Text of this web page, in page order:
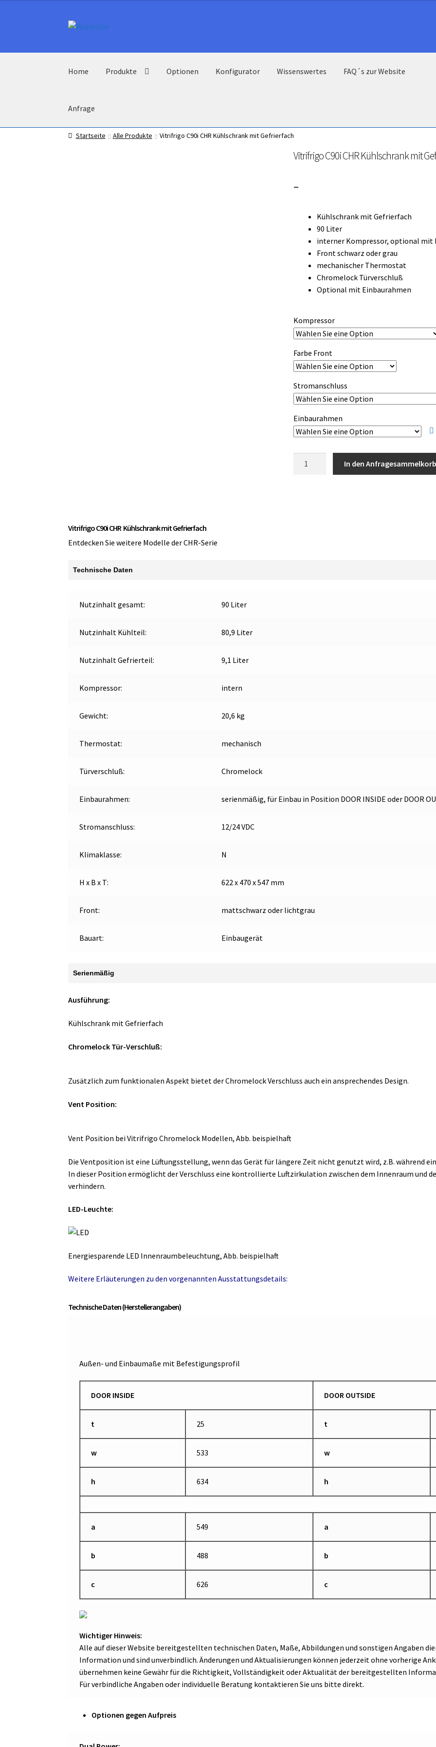
Zur
Zum
Home Produkte Optionen Konfigurator Wissenswertes FAQ´s zur Website
Anfrage
Startseite Alle Produkte Vitrifrigo C90i CHR Kühlschrank mit Gefrierfach
Vitrifrigo C90i CHR Kühlschrank mit
–Preisspanne:
bis
3.300,00 €
Kühlschrank mit Gefrierfach
90 Liter
interner Kompressor, optional mit
Front schwarz oder grau
mechanischer Thermostat
Chromelock Türverschluß
Optional mit Einbaurahmen
Kompressor
Farbe Front
Stromanschluss
Einbaurahmen
In den
Vitrifrigo C90i CHR Kühlschrank mit Gefrierfach
Entdecken Sie weitere Modelle der CHR-Serie
Technische Daten
Nutzinhalt gesamt: 90 Liter
Nutzinhalt Kühlteil: 80,9 Liter
Nutzinhalt Gefrierteil: 9,1 Liter
Kompressor: intern
Gewicht: 20,6 kg
Thermostat: mechanisch
Türverschluß: Chromelock
Einbaurahmen: serienmäßig, für Einbau in Position DOOR INSIDE oder DOOR
Stromanschluss: 12/24 VDC
Klimaklasse: N
H x B x T: 622 x 470 x 547 mm
Front: mattschwarz oder lichtgrau
Bauart: Einbaugerät
Serienmäßig
Ausführung:
Kühlschrank mit Gefrierfach
Chromelock Tür-Verschluß:
Zusätzlich zum funktionalen Aspekt bietet der Chromelock Verschluss auch ein ansprechendes Design.
Vent Position:
Vent Position bei Vitrifrigo Chromelock Modellen, Abb. beispielhaft
Die Ventposition ist eine Lüftungsstellung, wenn das Gerät für längere Zeit nicht genutzt wird, z.B. während
In dieser Position ermöglicht der Verschluss eine kontrollierte Luftzirkulation zwischen dem Innenraum und
verhindern.
LED-Leuchte:
Energiesparende LED Innenraumbeleuchtung, Abb. beispielhaft
Weitere Erläuterungen zu den vorgenannten Ausstattungsdetails:
Technische Daten (Herstellerangaben)
Außen- und Einbaumaße mit Befestigungsprofil
DOOR INSIDE DOOR OUTSIDE
t 25 t
w 533 w
h 634 h
a 549 a
b 488 b
c 626 c
Wichtiger Hinweis:
Alle auf dieser Website bereitgestellten technischen Daten, Maße, Abbildungen und sonstigen Angaben
Information und sind unverbindlich. Änderungen und Aktualisierungen können jederzeit ohne vorherige
übernehmen keine Gewähr für die Richtigkeit, Vollständigkeit oder Aktualität der bereitgestellten
Für verbindliche Angaben oder individuelle Beratung kontaktieren Sie uns bitte direkt.
Optionen gegen Aufpreis